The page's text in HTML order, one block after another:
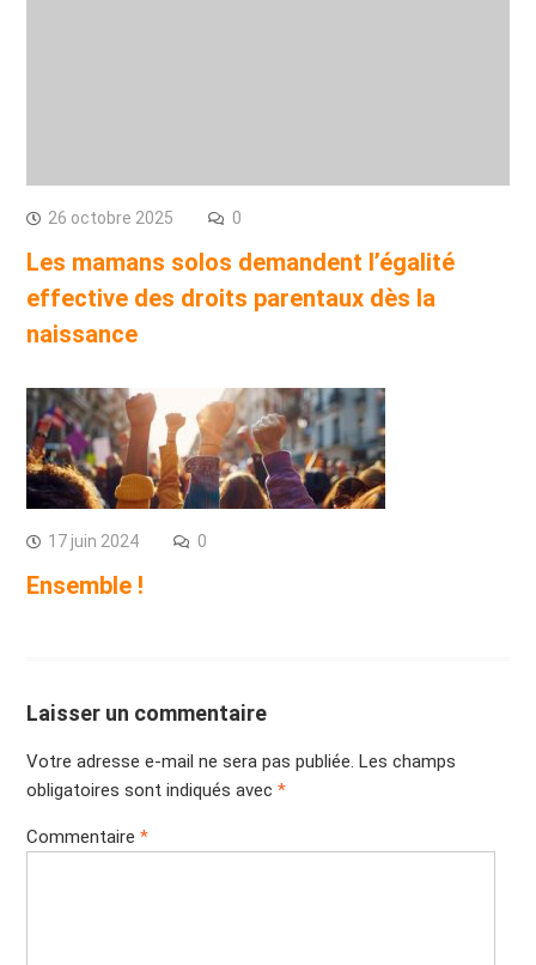
26 octobre 2025 0
Les mamans solos demandent l’égalité
effective des droits parentaux dès la
naissance
17 juin 2024 0
Ensemble !
Laisser un commentaire
Votre adresse e-mail ne sera pas publiée. Les champs
obligatoires sont indiqués avec *
Commentaire *